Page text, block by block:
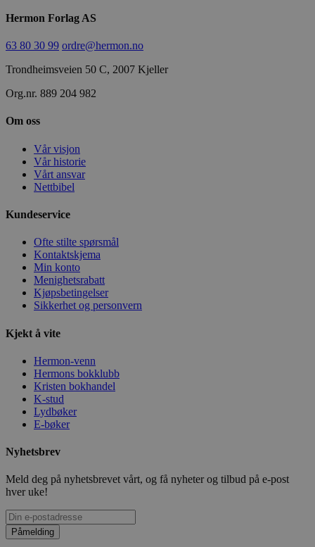
Hermon Forlag AS
63 80 30 99 ordre@hermon.no
Trondheimsveien 50 C, 2007 Kjeller
Org.nr. 889 204 982
Om oss
Vår visjon
Vår historie
Vårt ansvar
Nettbibel
Kundeservice
Ofte stilte spørsmål
Kontaktskjema
Min konto
Menighetsrabatt
Kjøpsbetingelser
Sikkerhet og personvern
Kjekt å vite
Hermon-venn
Hermons bokklubb
Kristen bokhandel
K-stud
Lydbøker
E-bøker
Nyhetsbrev
Meld deg på nyhetsbrevet vårt, og få nyheter og tilbud på e-post
hver uke!
Påmelding